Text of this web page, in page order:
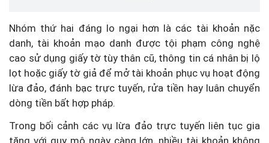
Nhóm thứ hai đáng lo ngại hơn là các tài khoản nặc
danh, tài khoản mạo danh được tội phạm công nghệ
cao sử dụng giấy tờ tùy thân cũ, thông tin cá nhân bị lộ
lọt hoặc giấy tờ giả để mở tài khoản phục vụ hoạt động
lừa đảo, đánh bạc trực tuyến, rửa tiền hay luân chuyển
dòng tiền bất hợp pháp.
Trong bối cảnh các vụ lừa đảo trực tuyến liên tục gia